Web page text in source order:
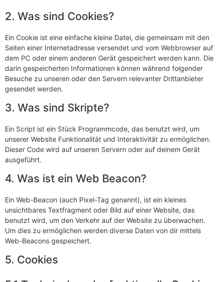
2. Was sind Cookies?
Ein Cookie ist eine einfache kleine Datei, die gemeinsam mit den
Seiten einer Internetadresse versendet und vom Webbrowser auf
dem PC oder einem anderen Gerät gespeichert werden kann. Die
darin gespeicherten Informationen können während folgender
Besuche zu unseren oder den Servern relevanter Drittanbieter
gesendet werden.
3. Was sind Skripte?
Ein Script ist ein Stück Programmcode, das benutzt wird, um
unserer Website Funktionalität und Interaktivität zu ermöglichen.
Dieser Code wird auf unseren Servern oder auf deinem Gerät
ausgeführt.
4. Was ist ein Web Beacon?
Ein Web-Beacon (auch Pixel-Tag genannt), ist ein kleines
unsichtbares Textfragment oder Bild auf einer Website, das
benutzt wird, um den Verkehr auf der Website zu überwachen.
Um dies zu ermöglichen werden diverse Daten von dir mittels
Web-Beacons gespeichert.
5. Cookies